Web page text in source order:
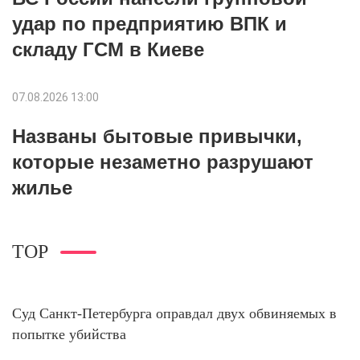
удар по предприятию ВПК и
складу ГСМ в Киеве
07.08.2026 13:00
Названы бытовые привычки,
которые незаметно разрушают
жилье
TOP
Суд Санкт-Петербурга оправдал двух обвиняемых в
попытке убийства